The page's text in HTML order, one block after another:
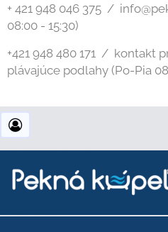
+ 421 948 046 375 /
08:00 - 15:30)
+421 948 480 171 / kontakt
plávajúce podlahy (Po-Pia